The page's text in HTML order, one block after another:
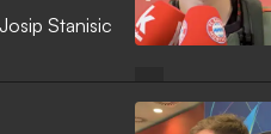
Stanisic